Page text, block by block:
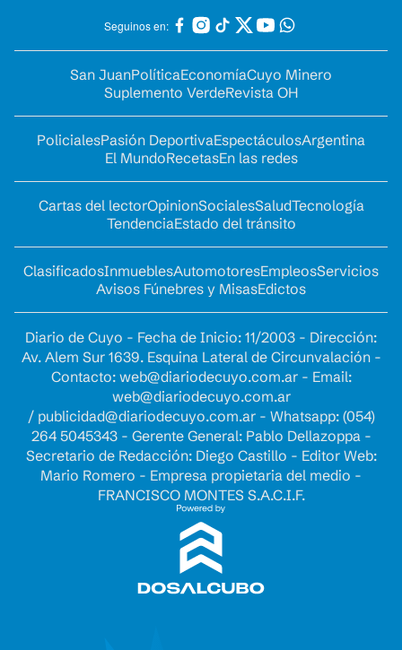
Seguinos en:
San JuanPolíticaEconomíaCuyo Minero
Suplemento VerdeRevista OH
PolicialesPasión DeportivaEspectáculosArgentina
El MundoRecetasEn las redes
Cartas del lectorOpinionSocialesSaludTecnología
TendenciaEstado del tránsito
ClasificadosInmueblesAutomotoresEmpleosServicios
Avisos Fúnebres y MisasEdictos
Diario de Cuyo - Fecha de Inicio: 11/2003 - Dirección:
Av. Alem Sur 1639. Esquina Lateral de Circunvalación -
Contacto: web@diariodecuyo.com.ar- Email:
web@diariodecuyo.com.ar
/ publicidad@diariodecuyo.com.ar- Whatsapp: (054)
264 5045343 - Gerente General: Pablo Dellazoppa -
Secretario de Redacción: Diego Castillo - Editor Web:
Mario Romero - Empresa propietaria del medio -
FRANCISCO MONTES S.A.C.I.F.